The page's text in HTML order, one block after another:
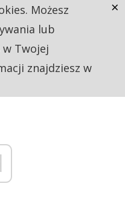
Możesz
lub
Twojej
znajdziesz w
×